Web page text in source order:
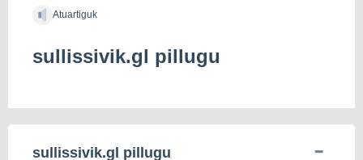
Atuartiguk
sullissivik.gl pillugu
sullissivik.gl pillugu